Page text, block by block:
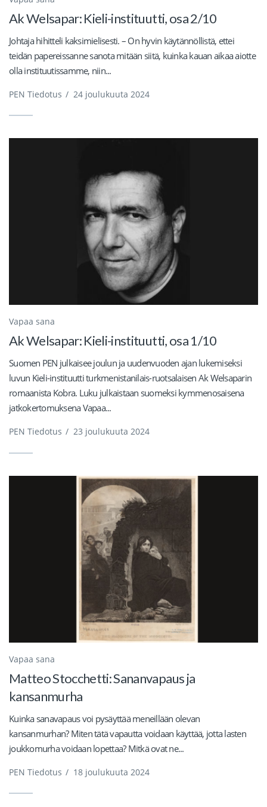
Ak Welsapar: Kieli-instituutti, osa 2/10
Johtaja hihitteli kaksimielisesti. – On hyvin käytännöllistä, ettei
teidän papereissanne sanota mitään siitä, kuinka kauan aikaa aiotte
olla instituutissamme, niin...
PEN Tiedotus / 24 joulukuuta 2024
Vapaa sana
Ak Welsapar: Kieli-instituutti, osa 1/10
Suomen PEN julkaisee joulun ja uudenvuoden ajan lukemiseksi
luvun Kieli-instituutti turkmenistanilais-ruotsalaisen Ak Welsaparin
romaanista Kobra. Luku julkaistaan suomeksi kymmenosaisena
jatkokertomuksena Vapaa...
PEN Tiedotus / 23 joulukuuta 2024
Vapaa sana
Matteo Stocchetti: Sananvapaus ja
kansanmurha
Kuinka sanavapaus voi pysäyttää meneillään olevan
kansanmurhan? Miten tätä vapautta voidaan käyttää, jotta lasten
joukkomurha voidaan lopettaa? Mitkä ovat ne...
PEN Tiedotus / 18 joulukuuta 2024